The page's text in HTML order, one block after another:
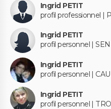
Ingrid PETIT
profil professionnel |
Ingrid PETIT
profil personnel |
Ingrid PETIT
profil personnel |
Ingrid PETIT
profil personnel |